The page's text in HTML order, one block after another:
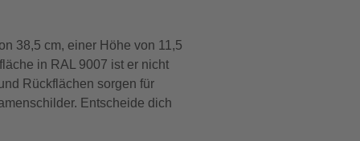
38,5 cm, einer Höhe von 11,5
in RAL 9007 ist er nicht
Rückflächen sorgen für
Entscheide dich